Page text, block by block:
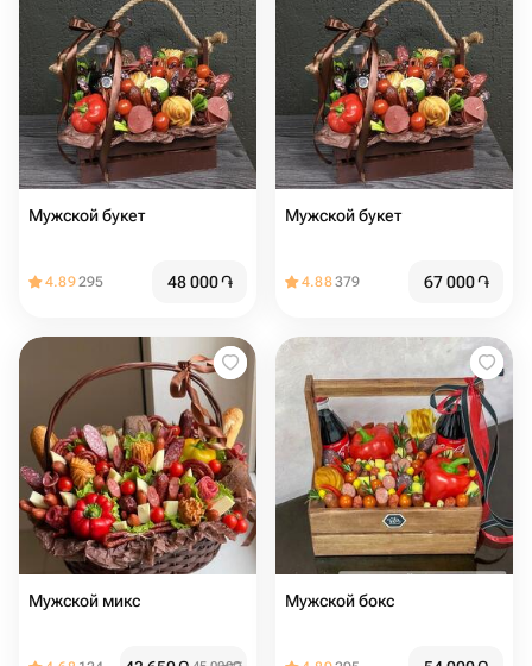
Мужской букет
4.89295 48 000֏
Мужской букет
4.88379 67 000֏
Мужской микс Мужской бокс